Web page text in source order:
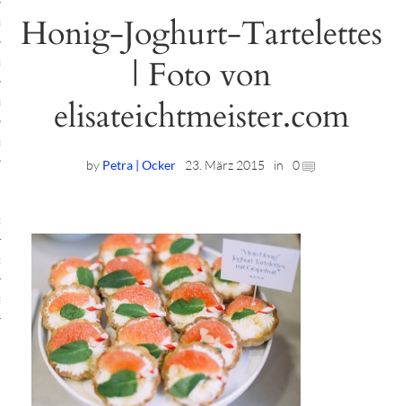
Workshops
Location
Workshops
Honig-Joghurt-Tartelettes
| Foto von
elisateichtmeister.com
by Petra | Ocker 23. März 2015 in 0